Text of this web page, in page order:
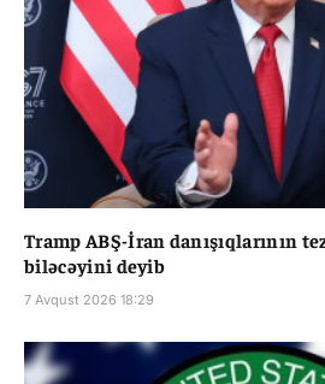
Tramp ABŞ-İran danışıqlarının
biləcəyini deyib
7 Avqust 2026 18:29